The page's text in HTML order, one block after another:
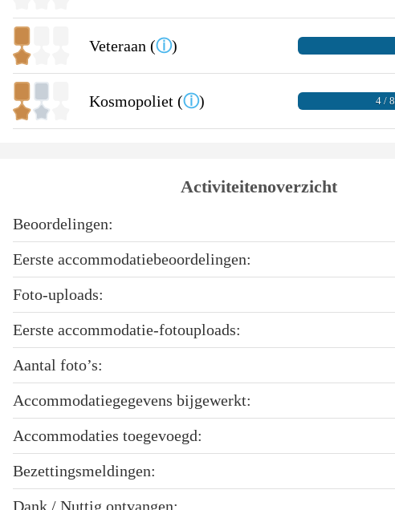
Veteraan (ⓘ)
Kosmopoliet (ⓘ) 4 / 8
Activiteitenoverzicht
Beoordelingen:
Eerste accommodatiebeoordelingen:
Foto-uploads:
Eerste accommodatie-fotouploads:
Aantal foto’s:
Accommodatiegegevens bijgewerkt:
Accommodaties toegevoegd:
Bezettingsmeldingen:
Dank / Nuttig ontvangen: